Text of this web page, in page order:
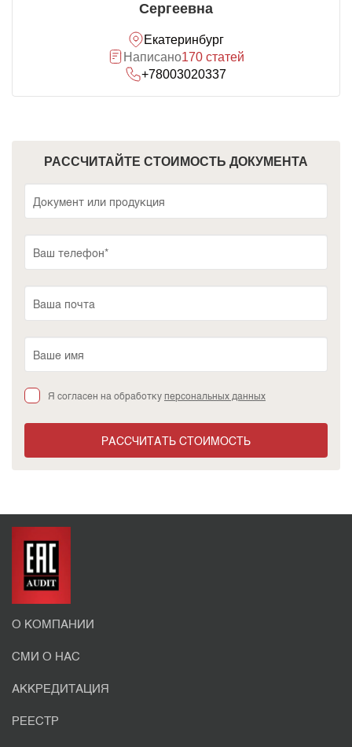
Сергеевна
Екатеринбург
Написано170 статей
+78003020337
РАССЧИТАЙТЕ СТОИМОСТЬ ДОКУМЕНТА
Я согласен на обработкуперсональных данных
РАССЧИТАТЬ СТОИМОСТЬ
О КОМПАНИИ
СМИ О НАС
АККРЕДИТАЦИЯ
РЕЕСТР